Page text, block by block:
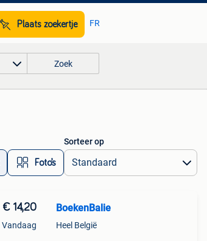
Plaats zoekertje FR
Zoek
Foto’s
Sorteer op
€ 14,20
Vandaag
BoekenBalie
Heel België